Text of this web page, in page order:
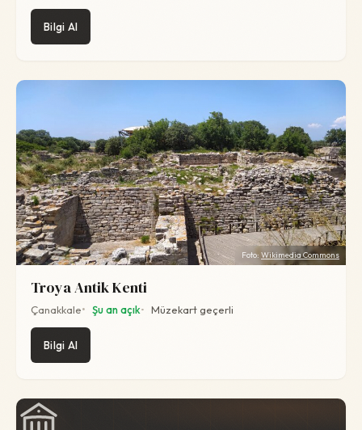
Bilgi Al
Foto: Wikimedia Commons
Troya Antik Kenti
Çanakkale Şu an açık Müzekart geçerli
Bilgi Al